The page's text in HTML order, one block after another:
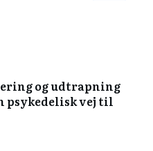
og udtrapning
psykedelisk vej til